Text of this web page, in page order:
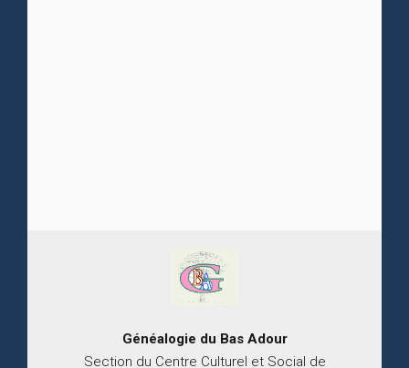
Généalogie du BasAdour
Section du Centre Culturel et Social de